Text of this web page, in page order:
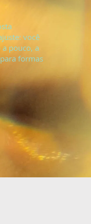
você
pouco, a
formas